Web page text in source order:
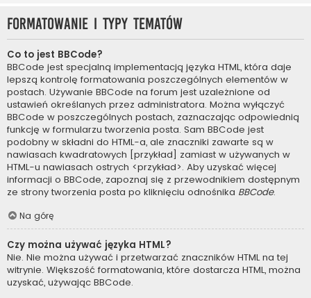
Formatowanie i typy tematów
Co to jest BBCode?
BBCode jest specjalną implementacją języka HTML, która daje
lepszą kontrolę formatowania poszczególnych elementów w
postach. Używanie BBCode na forum jest uzależnione od
ustawień określanych przez administratora. Można wyłączyć
BBCode w poszczególnych postach, zaznaczając odpowiednią
funkcję w formularzu tworzenia posta. Sam BBCode jest
podobny w składni do HTML-a, ale znaczniki zawarte są w
nawiasach kwadratowych [przykład] zamiast w używanych w
HTML-u nawiasach ostrych <przykład>. Aby uzyskać więcej
informacji o BBCode, zapoznaj się z przewodnikiem dostępnym
ze strony tworzenia posta po kliknięciu odnośnika BBCode.
Na górę
Czy można używać języka HTML?
Nie. Nie można używać i przetwarzać znaczników HTML na tej
witrynie. Większość formatowania, które dostarcza HTML, można
uzyskać, używając BBCode.